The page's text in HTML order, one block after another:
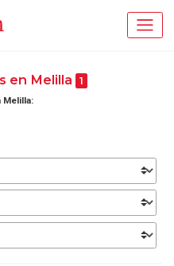
en Melilla 1
Melilla: